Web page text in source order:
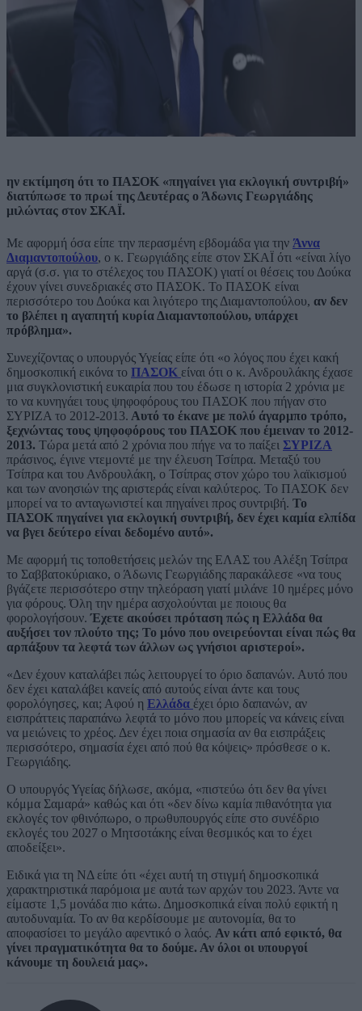
ην εκτίμηση ότι το ΠΑΣΟΚ «πηγαίνει για εκλογική συντριβή»
διατύπωσε το πρωί της Δευτέρας ο Άδωνις Γεωργιάδης
μιλώντας στον ΣΚΑΪ.
Με αφορμή όσα είπε την περασμένη εβδομάδα για την Άννα
Διαμαντοπούλου, ο κ. Γεωργιάδης είπε στον ΣΚΑΪ ότι «είναι λίγο
αργά (σ.σ. για το στέλεχος του ΠΑΣΟΚ) γιατί οι θέσεις του Δούκα
έχουν γίνει συνεδριακές στο ΠΑΣΟΚ. Το ΠΑΣΟΚ είναι
περισσότερο του Δούκα και λιγότερο της Διαμαντοπούλου, αν δεν
το βλέπει η αγαπητή κυρία Διαμαντοπούλου, υπάρχει
πρόβλημα».
Συνεχίζοντας ο υπουργός Υγείας είπε ότι «ο λόγος που έχει κακή
δημοσκοπική εικόνα το ΠΑΣΟΚ είναι ότι ο κ. Ανδρουλάκης έχασε
μια συγκλονιστική ευκαιρία που του έδωσε η ιστορία 2 χρόνια με
το να κυνηγάει τους ψηφοφόρους του ΠΑΣΟΚ που πήγαν στο
ΣΥΡΙΖΑ το 2012-2013. Αυτό το έκανε με πολύ άγαρμπο τρόπο,
ξεχνώντας τους ψηφοφόρους του ΠΑΣΟΚ που έμειναν το 2012-
2013. Τώρα μετά από 2 χρόνια που πήγε να το παίξει ΣΥΡΙΖΑ
πράσινος, έγινε ντεμοντέ με την έλευση Τσίπρα. Μεταξύ του
Τσίπρα και του Ανδρουλάκη, ο Τσίπρας στον χώρο του λαϊκισμού
και των ανοησιών της αριστεράς είναι καλύτερος. Το ΠΑΣΟΚ δεν
μπορεί να το ανταγωνιστεί και πηγαίνει προς συντριβή. Το
ΠΑΣΟΚ πηγαίνει για εκλογική συντριβή, δεν έχει καμία ελπίδα
να βγει δεύτερο είναι δεδομένο αυτό».
Με αφορμή τις τοποθετήσεις μελών της ΕΛΑΣ του Αλέξη Τσίπρα
το Σαββατοκύριακο, ο Άδωνις Γεωργιάδης παρακάλεσε «να τους
βγάζετε περισσότερο στην τηλεόραση γιατί μιλάνε 10 ημέρες μόνο
για φόρους. Όλη την ημέρα ασχολούνται με ποιους θα
φορολογήσουν.Έχετε ακούσει πρόταση πώς η Ελλάδα θα
αυξήσει τον πλούτο της; Το μόνο που ονειρεύονται είναι πώς θα
αρπάξουν τα λεφτά των άλλων ως γνήσιοι αριστεροί».
«Δεν έχουν καταλάβει πώς λειτουργεί το όριο δαπανών. Αυτό που
δεν έχει καταλάβει κανείς από αυτούς είναι άντε και τους
φορολόγησες, και; Αφού η Ελλάδα έχει όριο δαπανών, αν
εισπράττεις παραπάνω λεφτά το μόνο που μπορείς να κάνεις είναι
να μειώνεις το χρέος. Δεν έχει ποια σημασία αν θα εισπράξεις
περισσότερο, σημασία έχει από πού θα κόψεις» πρόσθεσε ο κ.
Γεωργιάδης.
Ο υπουργός Υγείας δήλωσε, ακόμα, «πιστεύω ότι δεν θα γίνει
κόμμα Σαμαρά» καθώς και ότι «δεν δίνω καμία πιθανότητα για
εκλογές τον φθινόπωρο, ο πρωθυπουργός είπε στο συνέδριο
εκλογές του 2027 ο Μητσοτάκης είναι θεσμικός και το έχει
αποδείξει».
Ειδικά για τη ΝΔ είπε ότι «έχει αυτή τη στιγμή δημοσκοπικά
χαρακτηριστικά παρόμοια με αυτά των αρχών του 2023. Άντε να
είμαστε 1,5 μονάδα πιο κάτω. Δημοσκοπικά είναι πολύ εφικτή η
αυτοδυναμία. Το αν θα κερδίσουμε με αυτονομία, θα το
αποφασίσει το μεγάλο αφεντικό ο λαός. Αν κάτι από εφικτό, θα
γίνει πραγματικότητα θα το δούμε. Αν όλοι οι υπουργοί
κάνουμε τη δουλειά μας».